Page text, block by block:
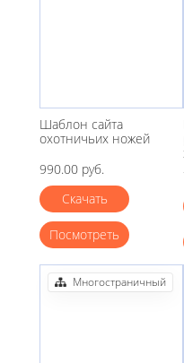
Шаблон сайта
охотничьих ножей
990.00 руб.
Скачать
Посмотреть
Многостраничный